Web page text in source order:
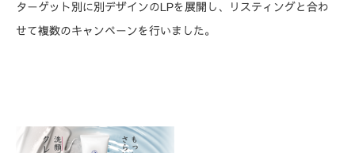
ターゲット別に別デザインのLPを展開し、リスティングと合わ
せて複数のキャンペーンを行いました。